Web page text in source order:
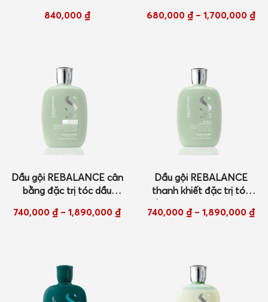
Shampoo 300ml
840,000 ₫ 680,000 ₫ – 1,700,000 ₫
Dầu gội REBALANCE cân
bằng đặc trị tóc dầu
740,000 ₫ – 1,890,000 ₫
Dầu gội REBALANCE
thanh khiết đặc trị tóc
740,000 ₫ – 1,890,000 ₫